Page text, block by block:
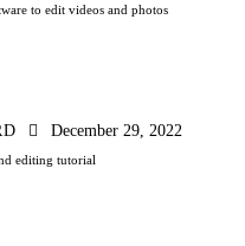
to edit videos and photos
December 29, 2022
editing tutorial